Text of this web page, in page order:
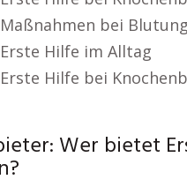
Maßnahmen bei
Erste Hilfe im Alltag
Erste Hilfe bei
Wer bietet